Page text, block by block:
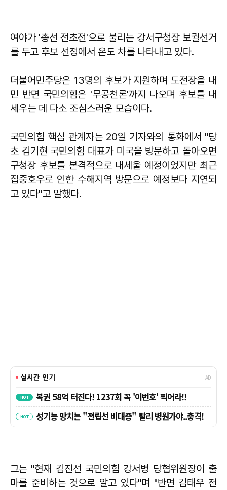
여야가 '총선 전초전'으로 불리는 강서구청장 보궐선거
를 두고 후보 선정에서 온도 차를 나타내고 있다.
더불어민주당은 13명의 후보가 지원하며 도전장을 내
민 반면 국민의힘은 '무공천론'까지 나오며 후보를 내
세우는 데 다소 조심스러운 모습이다.
국민의힘 핵심 관계자는 20일 기자와의 통화에서 "당
초 김기현 국민의힘 대표가 미국을 방문하고 돌아오면
구청장 후보를 본격적으로 내세울 예정이었지만 최근
집중호우로 인한 수해지역 방문으로 예정보다 지연되
고 있다"고 말했다.
그는 "현재 김진선 국민의힘 강서병 당협위원장이 출
마를 준비하는 것으로 알고 있다"며 "반면 김태우 전